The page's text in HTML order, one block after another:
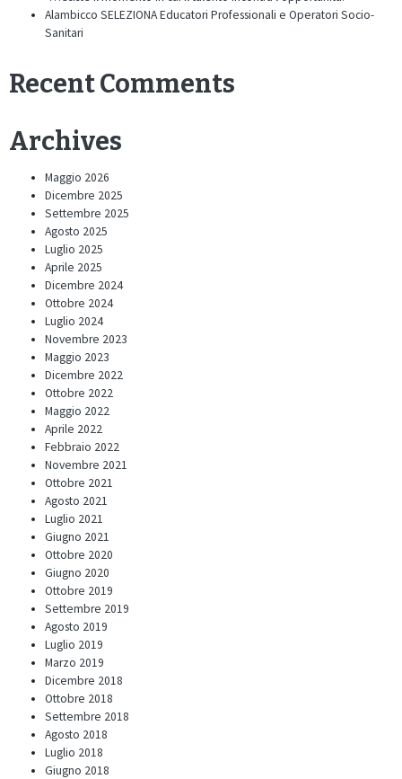
Alambicco SELEZIONA Educatori Professionali e Operatori Socio-
Sanitari
Recent Comments
Archives
Maggio 2026
Dicembre 2025
Settembre 2025
Agosto 2025
Luglio 2025
Aprile 2025
Dicembre 2024
Ottobre 2024
Luglio 2024
Novembre 2023
Maggio 2023
Dicembre 2022
Ottobre 2022
Maggio 2022
Aprile 2022
Febbraio 2022
Novembre 2021
Ottobre 2021
Agosto 2021
Luglio 2021
Giugno 2021
Ottobre 2020
Giugno 2020
Ottobre 2019
Settembre 2019
Agosto 2019
Luglio 2019
Marzo 2019
Dicembre 2018
Ottobre 2018
Settembre 2018
Agosto 2018
Luglio 2018
Giugno 2018